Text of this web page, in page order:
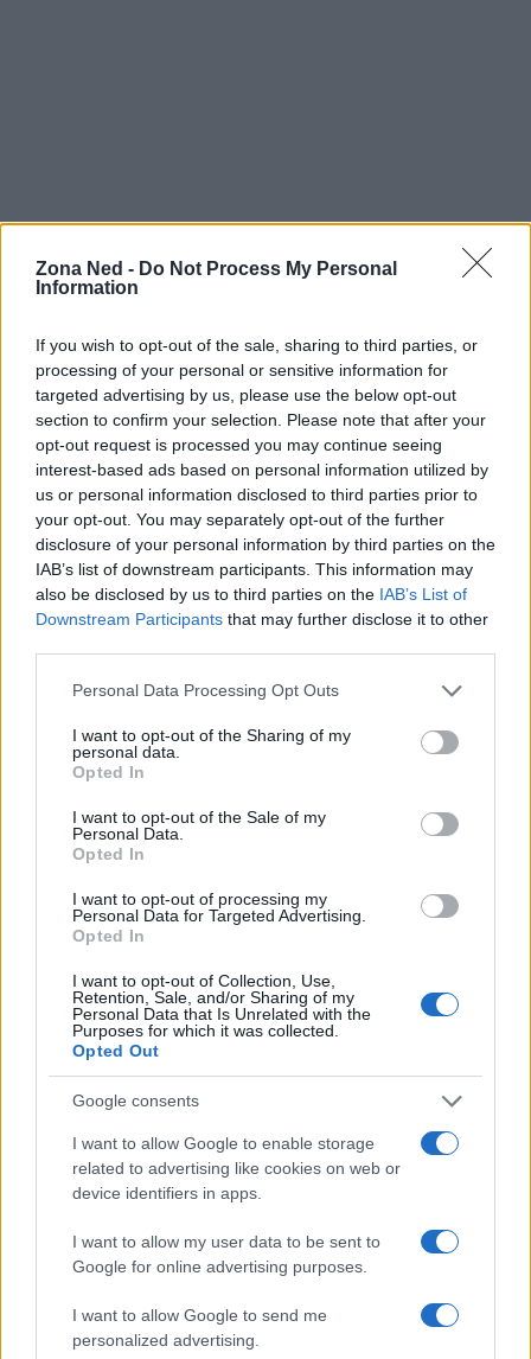
Zona Ned - Do Not Process My Personal
Information
If you wish to opt-out of the sale, sharing to third parties, or
processing of your personal or sensitive information for
targeted advertising by us, please use the below opt-out
section to confirm your selection. Please note that after your
opt-out request is processed you may continue seeing
interest-based ads based on personal information utilized by
us or personal information disclosed to third parties prior to
your opt-out. You may separately opt-out of the further
disclosure of your personal information by third parties on the
IAB’s list of downstream participants. This information may
also be disclosed by us to third parties on the IAB’s List of
Downstream Participants that may further disclose it to other
Please note that this website/app uses one or more Google
not limited to your visit or usage behaviour. You may click to
grant or deny consent to Google and its third-party tags to
use your data for below specified purposes in below Google
consent section.
Personal Data Processing Opt Outs
I want to opt-out of the Sharing of my
personal data.
Opted In
I want to opt-out of the Sale of my
Personal Data.
Opted In
I want to opt-out of processing my
Personal Data for Targeted Advertising.
Opted In
I want to opt-out of Collection, Use,
Retention, Sale, and/or Sharing of my
Personal Data that Is Unrelated with the
Purposes for which it was collected.
Opted Out
Google consents
I want to allow Google to enable storage
related to advertising like cookies on web or
device identifiers in apps.
I want to allow my user data to be sent to
Google for online advertising purposes.
I want to allow Google to send me
personalized advertising.
AUTORE
Continua a leggere
RECENSIONI TECH
Come valutare infotainment, ADAS e OTA nelle auto
elettriche